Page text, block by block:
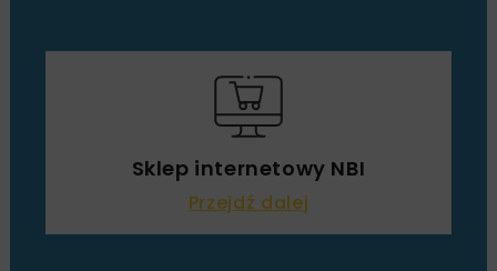
Sklep internetowy NBI
Przejdź dalej